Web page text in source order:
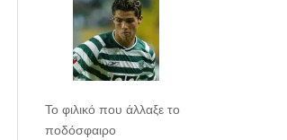
Το φιλικό που άλλαξε το
ποδόσφαιρο